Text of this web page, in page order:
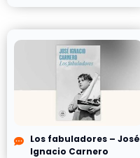
Los fabuladores – José
Ignacio Carnero